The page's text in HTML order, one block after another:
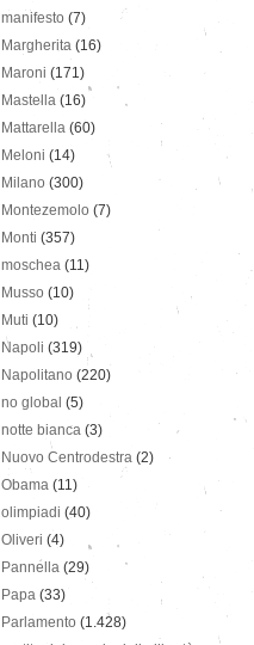
manifesto (7)
Margherita (16)
Maroni (171)
Mastella (16)
Mattarella (60)
Meloni (14)
Milano (300)
Montezemolo (7)
Monti (357)
moschea (11)
Musso (10)
Muti (10)
Napoli (319)
Napolitano (220)
no global (5)
notte bianca (3)
Nuovo Centrodestra (2)
Obama (11)
olimpiadi (40)
Oliveri (4)
Pannella (29)
Papa (33)
Parlamento (1.428)